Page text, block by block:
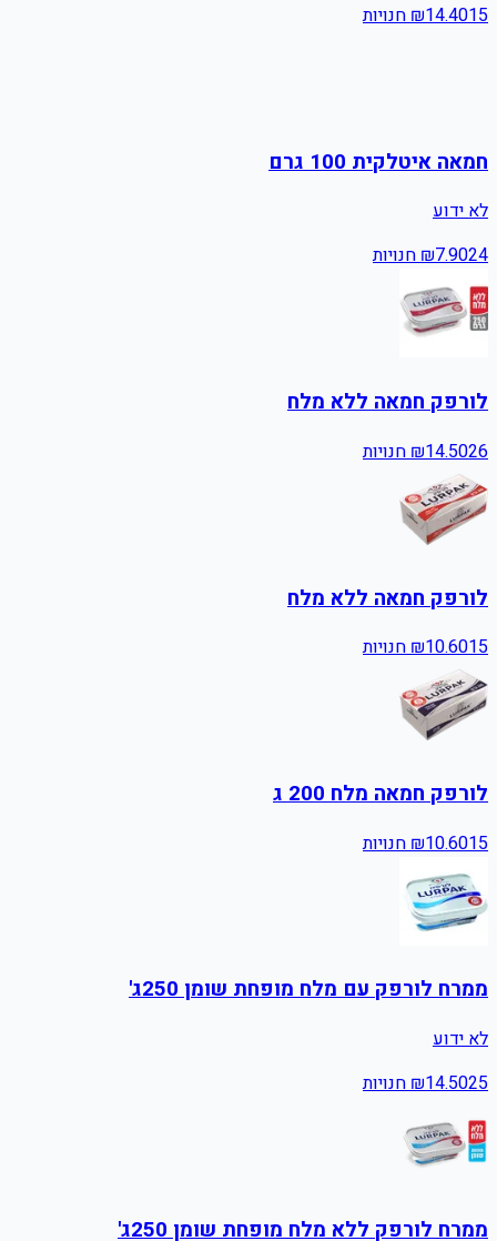
₪14.4015 חנויות
חמאה איטלקית 100 גרם
לא ידוע
₪7.9024 חנויות
לורפק חמאה ללא מלח
₪14.5026 חנויות
לורפק חמאה ללא מלח
₪10.6015 חנויות
לורפק חמאה מלח 200 ג
₪10.6015 חנויות
ממרח לורפק עם מלח מופחת שומן 250ג'
לא ידוע
₪14.5025 חנויות
ממרח לורפק ללא מלח מופחת שומן 250ג'